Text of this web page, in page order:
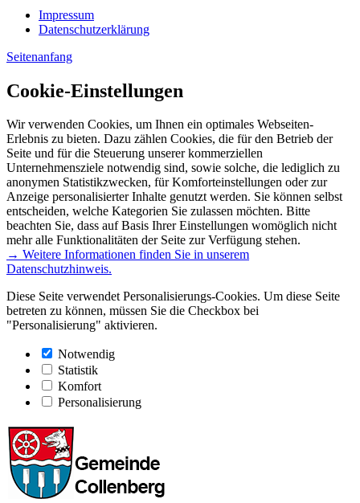
Impressum
Datenschutzerklärung
Seitenanfang
Cookie-Einstellungen
Wir verwenden Cookies, um Ihnen ein optimales Webseiten-
Erlebnis zu bieten. Dazu zählen Cookies, die für den Betrieb der
Seite und für die Steuerung unserer kommerziellen
Unternehmensziele notwendig sind, sowie solche, die lediglich zu
anonymen Statistikzwecken, für Komforteinstellungen oder zur
Anzeige personalisierter Inhalte genutzt werden. Sie können selbst
entscheiden, welche Kategorien Sie zulassen möchten. Bitte
beachten Sie, dass auf Basis Ihrer Einstellungen womöglich nicht
mehr alle Funktionalitäten der Seite zur Verfügung stehen.
→ Weitere Informationen finden Sie in unserem
Datenschutzhinweis.
Diese Seite verwendet Personalisierungs-Cookies. Um diese Seite
betreten zu können, müssen Sie die Checkbox bei
"Personalisierung" aktivieren.
Notwendig
Statistik
Komfort
Personalisierung